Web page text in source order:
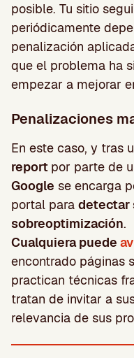
posible. Tu sitio
periódicamente
penalización
que el problema ha
empezar a mejorar
Penalizaciones
En este caso, y tras
report por parte de
Google se encarga
portal para detectar
sobreoptimización.
Cualquiera puede
encontrado páginas
practican técnicas
tratan de invitar a
relevancia de sus